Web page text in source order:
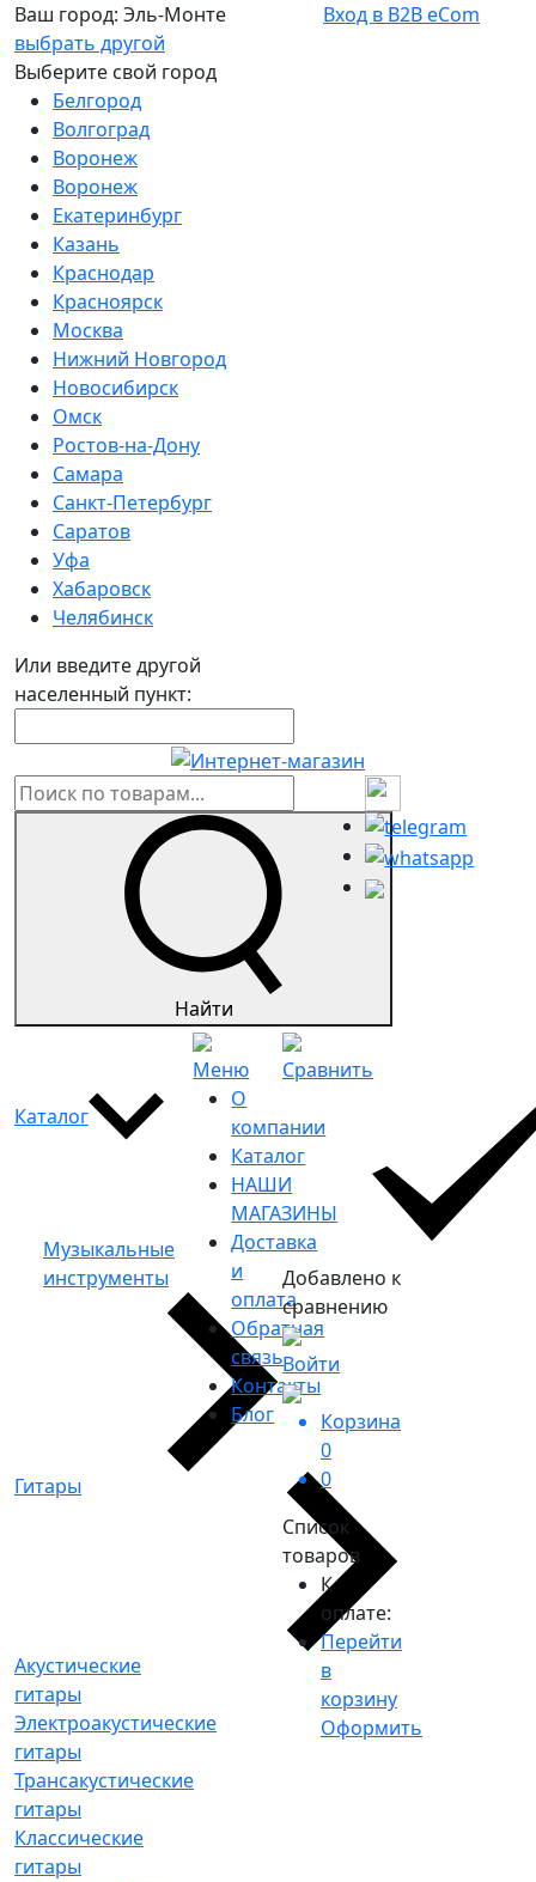
Ваш город: Эль-Монте
выбрать другой
Выберите свой город
Белгород
Волгоград
Воронеж
Воронеж
Екатеринбург
Казань
Краснодар
Красноярск
Москва
Нижний Новгород
Новосибирск
Омск
Ростов-на-Дону
Самара
Санкт-Петербург
Саратов
Уфа
Хабаровск
Челябинск
Или введите другой
населенный пункт:
Вход в B2B eCom
Найти
Каталог
Музыкальные
инструменты
Гитары
Акустические
гитары
Электроакустические
гитары
Трансакустические
гитары
Классические
гитары
Меню
О
компании
Каталог
НАШИ
МАГАЗИНЫ
Доставка
и
оплата
Обратная
связь
Контакты
Блог
Сравнить
Добавлено к
сравнению
Войти
Корзина
0
0
Список
товаров
К
оплате:
Перейти
в
корзину
Оформить